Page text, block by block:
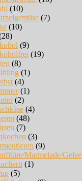
(10)
(7)
(10)
(9)
(19)
(8)
(1)
(4)
(1)
(2)
(4)
(48)
(7)
(3)
(9)
Marmelade/Gelee
(1)
(5)